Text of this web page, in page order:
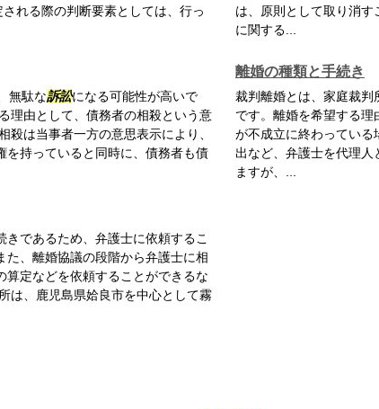
れる際の判断要素としては、行っ
は、原則として取り消
に関する...
無駄な訴訟になる可能性が高いで
理由として、債務者の相殺という意
は当事者一方の意思表示により、
を持っていると同時に、債務者も債
離婚の種類と手続き
裁判離婚とは、家庭裁判
です。離婚を希望する
が不成立に終わっている
出など、弁護士を代理人
ますが、...
であるため、弁護士に依頼するこ
た、離婚協議の段階から弁護士に相
定などを依頼することができるな
は、鹿児島県姶良市を中心として霧